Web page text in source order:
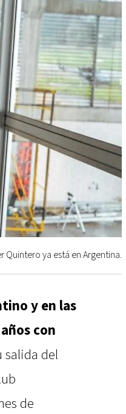
Quintero ya está en Argentina.
y en las
con
salida del
de